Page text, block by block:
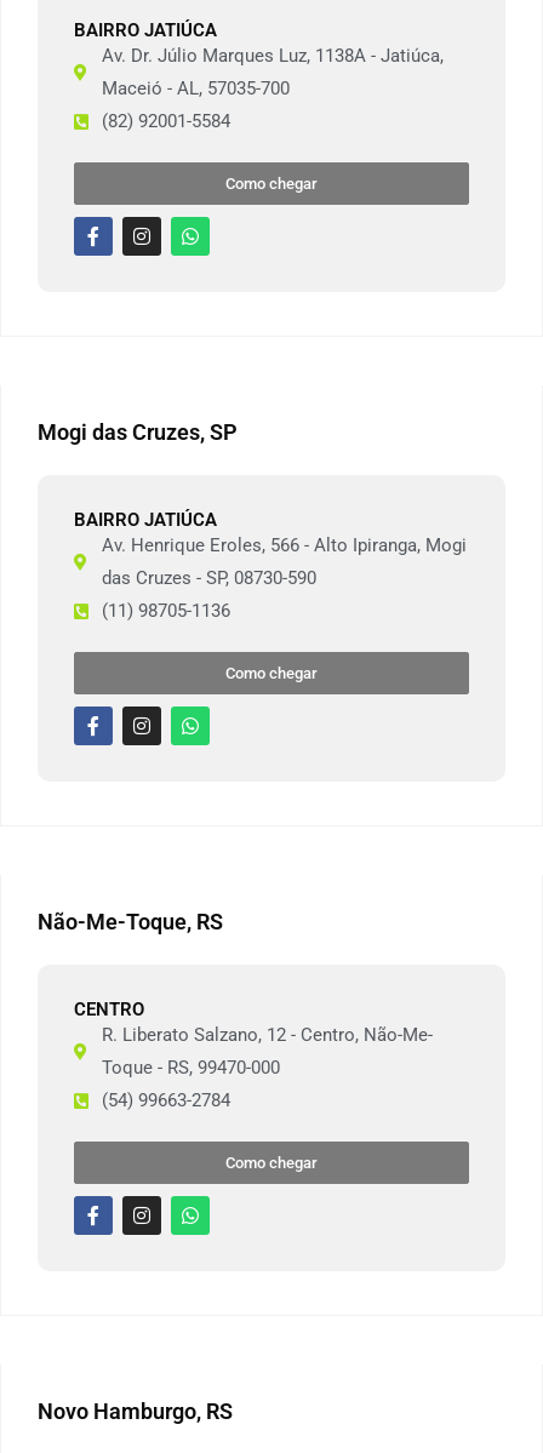
BAIRRO JATIÚCA
Av. Dr. Júlio Marques Luz, 1138A - Jatiúca,
Maceió - AL, 57035-700
(82) 92001-5584
Como chegar
Mogi das Cruzes, SP
BAIRRO JATIÚCA
Av. Henrique Eroles, 566 - Alto Ipiranga, Mogi
das Cruzes - SP, 08730-590
(11) 98705-1136
Como chegar
Não-Me-Toque, RS
CENTRO
R. Liberato Salzano, 12 - Centro, Não-Me-
Toque - RS, 99470-000
(54) 99663-2784
Como chegar
Novo Hamburgo, RS